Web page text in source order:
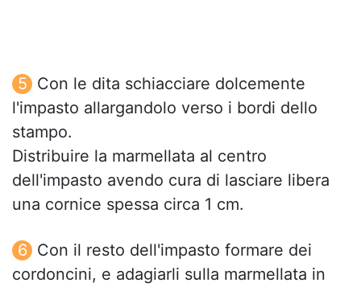
Con le dita schiacciare dolcemente
l'impasto allargandolo verso i bordi dello
stampo.
Distribuire la marmellata al centro
dell'impasto avendo cura di lasciare libera
una cornice spessa circa 1 cm.
Con il resto dell'impasto formare dei
cordoncini, e adagiarli sulla marmellata in